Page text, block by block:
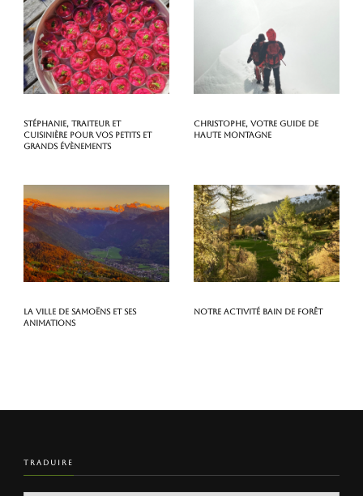
Stéphanie, traiteur et
cuisinière pour vos petits et
grands évènements
Christophe, votre guide de
haute montagne
La ville de Samoëns et ses
animations
Notre activité Bain de Forêt
TRADUIRE